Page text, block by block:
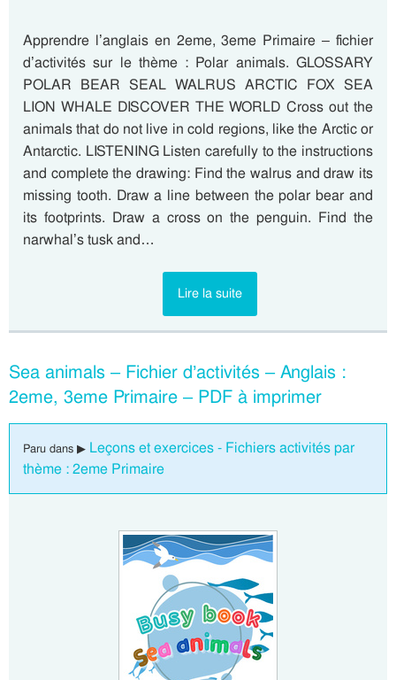
Apprendre l’anglais en 2eme, 3eme Primaire – fichier
d’activités sur le thème : Polar animals. GLOSSARY
POLAR BEAR SEAL WALRUS ARCTIC FOX SEA
LION WHALE DISCOVER THE WORLD Cross out the
animals that do not live in cold regions, like the Arctic or
Antarctic. LISTENING Listen carefully to the instructions
and complete the drawing: Find the walrus and draw its
missing tooth. Draw a line between the polar bear and
its footprints. Draw a cross on the penguin. Find the
narwhal’s tusk and…
Lire la suite
Sea animals – Fichier d’activités – Anglais :
2eme, 3eme Primaire – PDF à imprimer
Paru dans ▶ Leçons et exercices - Fichiers activités par
thème : 2eme Primaire